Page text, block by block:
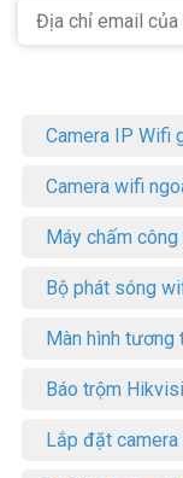
Camera IP Wifi
Camera wifi
Máy chấm
Bộ phát sóng
Màn hình tương
Báo trộm
Lắp đặt camera